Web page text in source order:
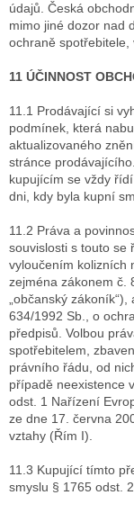
údajů. Česká
mimo jiné dozor nad
ochraně
11 ÚČINNOST
11.1 Prodávající si
podmínek, která
aktualizovaného
stránce
kupujícím se vždy
dni, kdy byla kupní
11.2 Práva a
souvislosti s touto se
vyloučením kolizních
zejména zákonem č.
„občanský
634/1992 Sb., o
předpisů. Volbou
spotřebitelem,
právního řádu, od
případě neexistence
odst. 1 Nařízení
ze dne 17. června
vztahy (Řím I).
11.3 Kupující tímto
smyslu § 1765 odst.